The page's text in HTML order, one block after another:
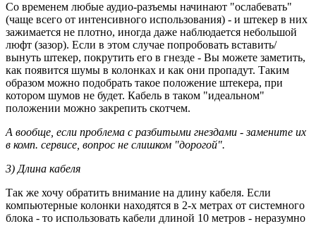
Со временем любые аудио-разъемы начинают "ослабевать"
(чаще всего от интенсивного использования) - и штекер в них
зажимается не плотно, иногда даже наблюдается небольшой
люфт (зазор). Если в этом случае попробовать вставить/
вынуть штекер, покрутить его в гнезде - Вы можете заметить,
как появится шумы в колонках и как они пропадут. Таким
образом можно подобрать такое положение штекера, при
котором шумов не будет. Кабель в таком "идеальном"
положении можно закрепить скотчем.
А вообще, если проблема с разбитыми гнездами - замените их
в комп. сервисе, вопрос не слишком "дорогой".
3) Длина кабеля
Так же хочу обратить внимание на длину кабеля. Если
компьютерные колонки находятся в 2-х метрах от системного
блока - то использовать кабели длиной 10 метров - неразумно